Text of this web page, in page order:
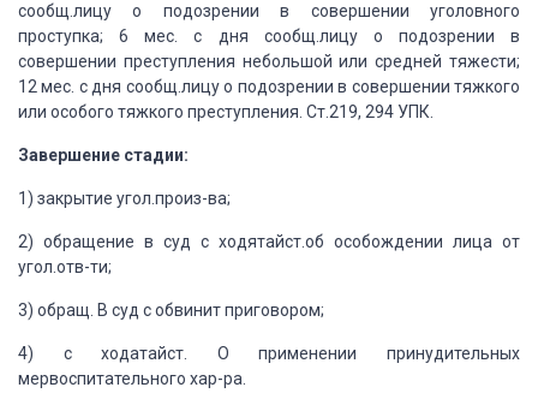
сообщ.лицу о подозрении в совершении уголовного
проступка; 6 мес. с дня сообщ.лицуо подозрении в
совершении преступления небольшой или средней тяжести;
12 мес. сдня сообщ.лицу о подозрении в совершении тяжкого
или особого тяжкого преступления. Ст.219, 294 УПК.
Завершение стадии:
1) закрытие угол.произ-ва;
2) обращение в суд с ходятайст.об особождении лица от
угол.отв-ти;
3) обращ. В суд с обвинит приговором;
4) с ходатайст. О применении принудительных
мервоспитательного хар-ра.